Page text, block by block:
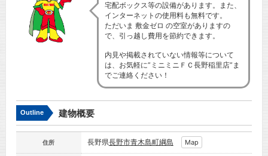
宅配ボックス等の設備があります。また、
インターネットの使用料も無料です。
ただいま 敷金ゼロ の空室がありますの
で、引っ越し費用を節約できます。
内見や掲載されていない情報等について
は、お気軽に”ミニミニＦＣ長野稲里店”ま
でご連絡ください！
Outline 建物概要
住所 長野県長野市青木島町綱島 Map